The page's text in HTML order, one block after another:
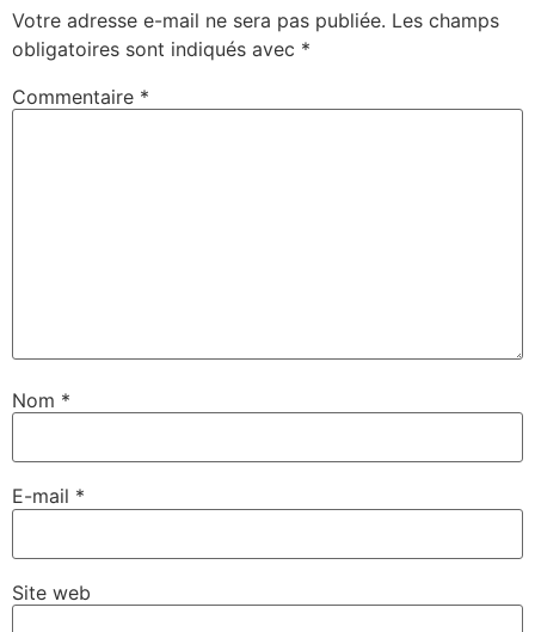
Votre adresse e-mail ne sera pas publiée. Les champs
obligatoires sont indiqués avec *
Commentaire *
Nom *
E-mail *
Site web